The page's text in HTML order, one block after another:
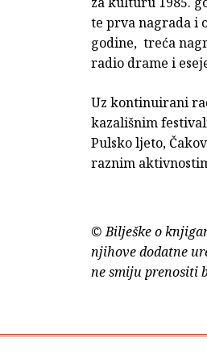
te prva nagrada i
godine, treća
radio drame i
Uz kontinuirani
kazališnim
Pulsko ljeto,
raznim
© Bilješke o
njihove dodatne
ne smiju prenositi